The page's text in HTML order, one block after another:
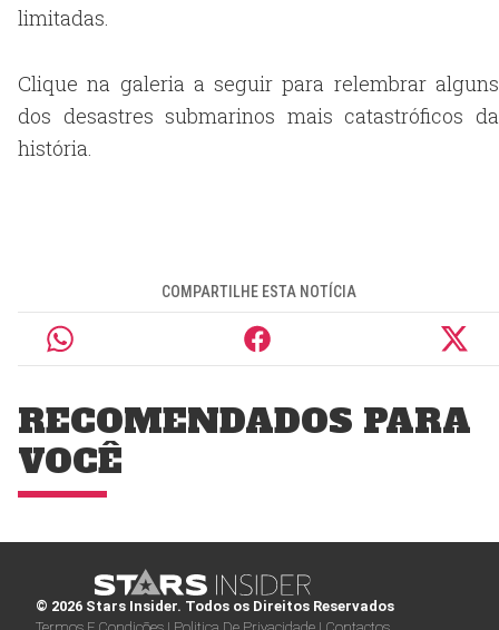
limitadas.
Clique na galeria a seguir para relembrar alguns
dos desastres submarinos mais catastróficos da
história.
COMPARTILHE ESTA NOTÍCIA
RECOMENDADOS PARA
VOCÊ
© 2026 Stars Insider. Todos os Direitos Reservados